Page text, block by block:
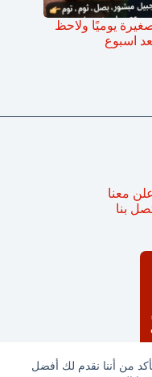
من أننا نقدم لك أفضل
يوميًا ولاحظ
اسبوع
أعلن معنا
بنا